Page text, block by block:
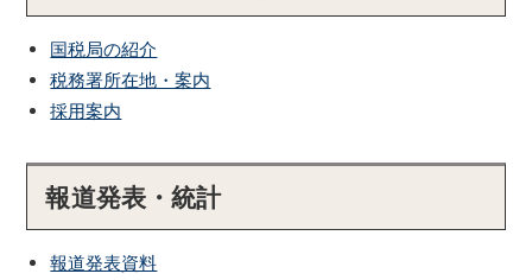
国税局の紹介
税務署所在地・案内
採用案内
報道発表・統計
報道発表資料